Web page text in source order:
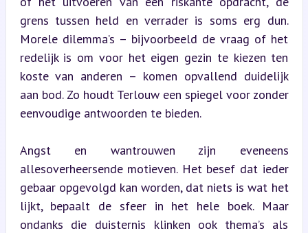
grens tussen held en verrader is soms erg dun.
Morele dilemma’s – bijvoorbeeld de vraag of het
redelijk is om voor het eigen gezin te kiezen ten
koste van anderen – komen opvallend duidelijk
aan bod. Zo houdt Terlouw een spiegel voor zonder
eenvoudige antwoorden te bieden.
Angst en wantrouwen zijn eveneens
allesoverheersende motieven. Het besef dat ieder
gebaar opgevolgd kan worden, dat niets is wat het
lijkt, bepaalt de sfeer in het hele boek. Maar
ondanks die duisternis klinken ook thema’s als